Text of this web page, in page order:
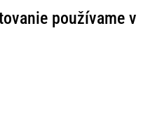
používame v